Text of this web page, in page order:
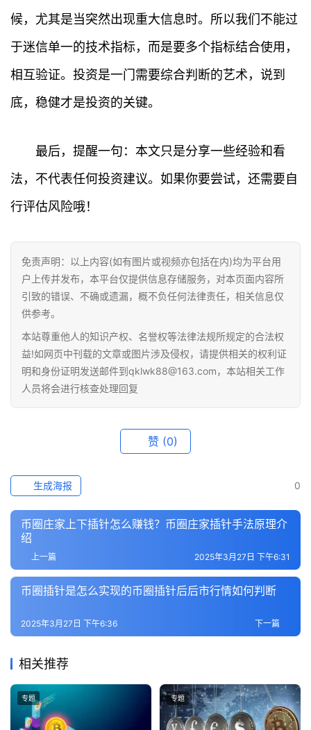
候，尤其是当突然出现重大信息时。所以我们不能过
于迷信单一的技术指标，而是要多个指标结合使用，
相互验证。投资是一门需要综合判断的艺术，说到
底，稳健才是投资的关键。
最后，提醒一句：本文只是分享一些经验和看
法，不代表任何投资建议。如果你要尝试，还需要自
行评估风险哦！
免责声明：以上内容(如有图片或视频亦包括在内)均为平台用
户上传并发布，本平台仅提供信息存储服务，对本页面内容所
引致的错误、不确或遗漏，概不负任何法律责任，相关信息仅
供参考。
本站尊重他人的知识产权、名誉权等法律法规所规定的合法权
益!如网页中刊载的文章或图片涉及侵权，请提供相关的权利证
明和身份证明发送邮件到qklwk88@163.com，本站相关工作
人员将会进行核查处理回复
赞 (0)
0
生成海报
币圈庄家上下插针怎么赚钱？币圈庄家插针手法原理介
绍
上一篇 2025年3月27日 下午6:31
币圈插针是怎么实现的币圈插针后后市行情如何判断
下一篇
2025年3月27日 下午6:36
相关推荐
专题 专题